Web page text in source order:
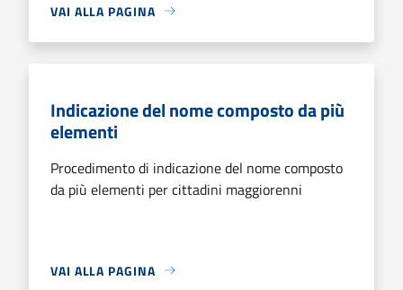
VAI ALLA PAGINA
Indicazione del nome composto da più
elementi
Procedimento di indicazione del nome composto
da più elementi per cittadini maggiorenni
VAI ALLA PAGINA